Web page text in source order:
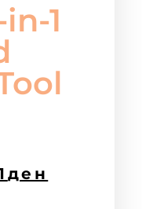
1
ден